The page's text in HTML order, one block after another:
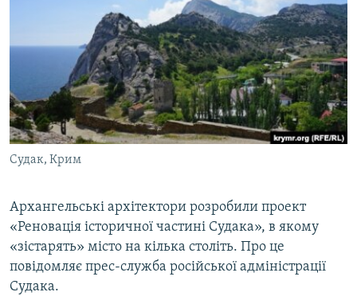
СПЕЦПРОЕКТИ
ДЕПОРТАЦІЯ
ВІДЕОУРОКИ «ELIFBE»
СВІДЧЕННЯ ОКУПАЦІЇ
УКРАЇНСЬКА ПРОБЛЕМА КРИМУ
ЯК ОБІЙТИ БЛОКУВАННЯ
Русский
Qırımtatar
Усі сайти RFE/RL
Судак, Крим
Архангельські архітектори розробили проект
«Реновація історичної частині Судака», в якому
«зістарять» місто на кілька століть. Про це
повідомляє прес-служба російської адміністрації
Судака.